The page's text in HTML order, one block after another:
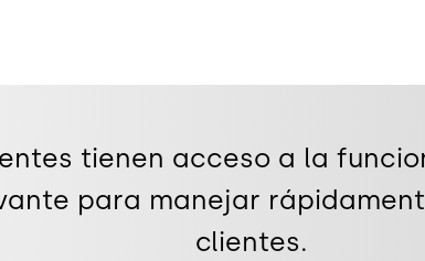
tienen acceso a la
para manejar
clientes.